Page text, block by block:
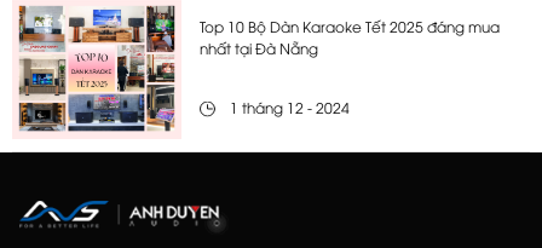
Top 10 Bộ Dàn Karaoke Tết 2025 đáng mua
nhất tại Đà Nẵng
1 tháng 12 - 2024